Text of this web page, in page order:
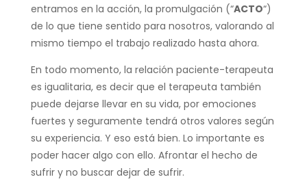
entramos en la acción, la promulgación (“ACTO“)
de lo que tiene sentido para nosotros, valorando al
mismo tiempo el trabajo realizado hasta ahora.
En todo momento, la relación paciente-terapeuta
es igualitaria, es decir que el terapeuta también
puede dejarse llevar en su vida, por emociones
fuertes y seguramente tendrá otros valores según
su experiencia. Y eso está bien. Lo importante es
poder hacer algo con ello. Afrontar el hecho de
sufrir y no buscar dejar de sufrir.